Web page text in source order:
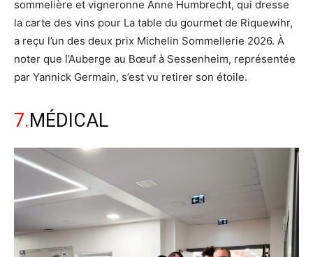
sommelière et vigneronne Anne Humbrecht, qui dresse
la carte des vins pour La table du gourmet de Riquewihr,
a reçu l’un des deux prix Michelin Sommellerie 2026. À
noter que l’Auberge au Bœuf à Sessenheim, représentée
par Yannick Germain, s’est vu retirer son étoile.
7.MÉDICAL